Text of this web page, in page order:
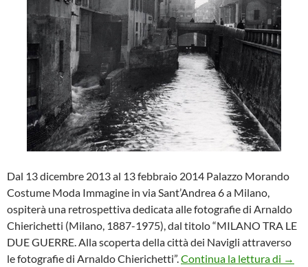
Dal 13 dicembre 2013 al 13 febbraio 2014 Palazzo Morando
Costume Moda Immagine in via Sant’Andrea 6 a Milano,
ospiterà una retrospettiva dedicata alle fotografie di Arnaldo
Chierichetti (Milano, 1887-1975), dal titolo “MILANO TRA LE
DUE GUERRE. Alla scoperta della città dei Navigli attraverso
le fotografie di Arnaldo Chierichetti”. Continua la lettura di A
→